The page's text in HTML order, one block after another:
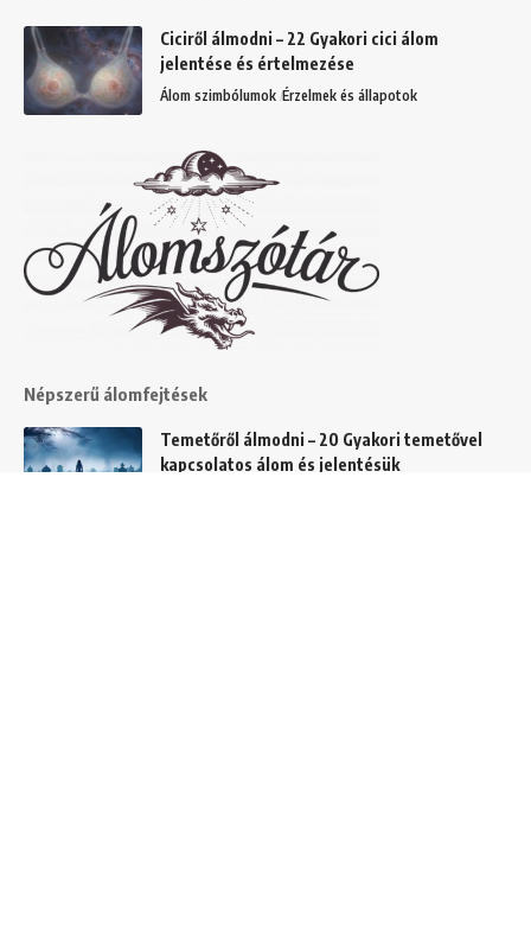
Ciciről álmodni – 22 Gyakori cici álom
jelentése és értelmezése
Álom szimbólumok Érzelmek és állapotok
Népszerű álomfejtések
Temetőről álmodni – 20 Gyakori temetővel
kapcsolatos álom és jelentésük